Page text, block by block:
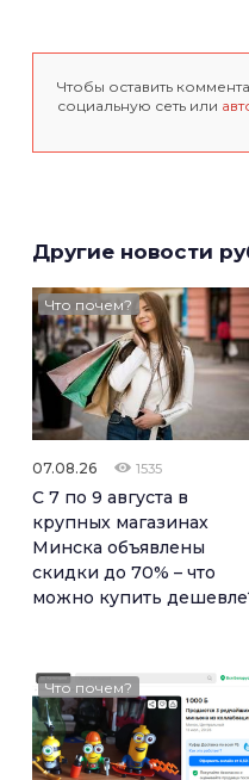
Чтобы оставить
социальную сеть или
Другие новости
Что почем?
07.08.26 1535
С 7 по 9 августа в
крупных магазинах
Минска объявлены
скидки до 70% – что
можно купить
Что почем?